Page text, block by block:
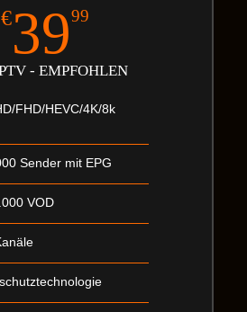
€3999
- EMPFOHLEN
FHD/HEVC/4K/8k
Sender mit EPG
VOD